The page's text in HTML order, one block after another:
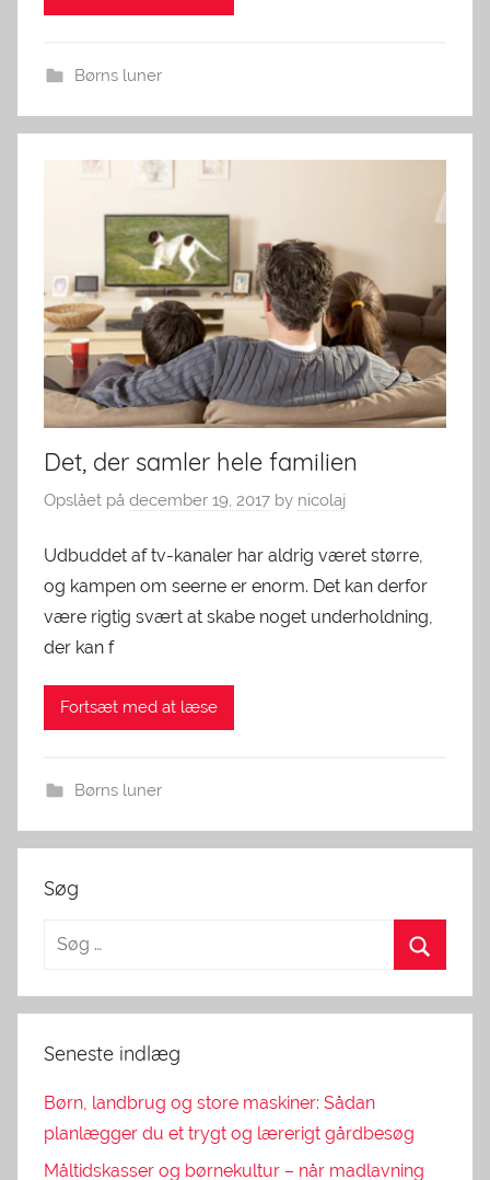
Børns luner
Det, der samler hele familien
Opslået på december 19, 2017 by nicolaj
Udbuddet af tv-kanaler har aldrig været større,
og kampen om seerne er enorm. Det kan derfor
være rigtig svært at skabe noget underholdning,
der kan f
Fortsæt med at læse
Børns luner
Søg
Seneste indlæg
Børn, landbrug og store maskiner: Sådan
planlægger du et trygt og lærerigt gårdbesøg
Måltidskasser og børnekultur – når madlavning